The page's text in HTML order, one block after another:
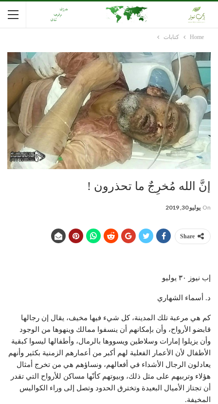
Home كتابات
إنَّ الله مُخرِجٌ ما تحذرون !
On يوليو 30, 2019
Share
إب نيوز ٣٠ يوليو
د. أسماء الشهاري
كم هي مرعبة تلك المدينة، كل شيء فيها مخيف، يقال إن رجالها
قابضو الأرواح، وأن بإمكانهم أن ينسفوا ممالك وينهوها من الوجود
وأن يزيلوا إمارات وسلاطين ويسووها بالرمال، وأطفالها ليسوا كبقية
الأطفال لأن الأعمار الفعلية لهم أكبر من أعمارهم الزمنية بكثير وأنهم
يعادلون الرجال الأشداء في أفعالهم، ونساؤهم هي من تخرج أمثال
هؤلاء وتربيهم على مثل ذلك، وبيوتهم كأنّها مساكن للأرواح التي تقدر
أن تجتاز الأميال البعيدة وتخترق الحدود وتصل إلى وراء الكواليس
المخيفة.